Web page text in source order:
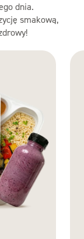
dnia.
smakową,